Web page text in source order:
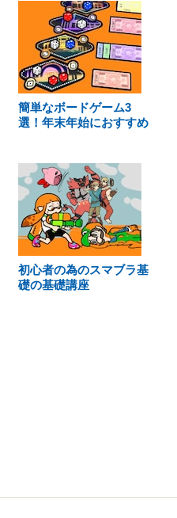
簡単なボードゲーム3
選！年末年始におすすめ
初心者の為のスマブラ基
礎の基礎講座